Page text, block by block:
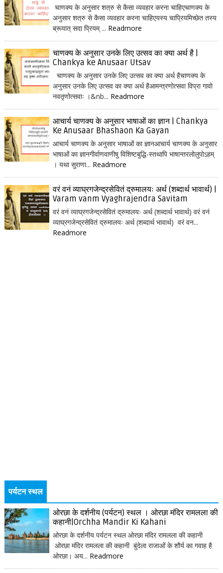
चाणक्य के अनुसार शत्रु से कैसा व्यवहार करना चाहिएचाणक्य के
अनुसार शत्रु से कैसा व्यवहार करना चाहिएयस्य चाप्रियमिच्छेत तस्य
ब्रूयात् सदा प्रियम् ... Readmore
चाणक्य के अनुसार उनके लिए उत्सव का क्या अर्थ है |
Chankya ke Anusaar Utsav
चाणक्य के अनुसार उनके लिए उत्सव का क्या अर्थ हैचाणक्य के
अनुसार उनके लिए उत्सव का क्या अर्थ हैआमन्त्रणोत्सवा विप्रा गावो
नवतृणोत्सवाः ।&nb... Readmore
आचार्य चाणक्य के अनुसार भाषाओं का ज्ञान | Chankya
Ke Anusaar Bhashaon Ka Gayan
आचार्य चाणक्य के अनुसार भाषाओं का ज्ञानआचार्य चाणक्य के अनुसार
भाषाओं का ज्ञानगीर्वाणवाणीषु विशिष्टबुद्धि-स्तथापि भाषान्तरलोलुपोऽहम्
। यथा सुराणा... Readmore
वरं वनं व्याघ्रगजेन्द्रसेवितं द्रुमालयः अर्थ (शब्दार्थ भावार्थ) |
Varam vanm Vyaghrajendra Savitam
वरं वनं व्याघ्रगजेन्द्रसेवितं द्रुमालयः अर्थ (शब्दार्थ भावार्थ) वरं वनं
व्याघ्रगजेन्द्रसेवितं द्रुमालयः अर्थ (शब्दार्थ भावार्थ) वरं वन...
Readmore
पर्यटन स्थल
ओरछा के दर्शनीय (पर्यटन) स्थल । ओरछा मंदिर रामलला की
कहानी|Orchha Mandir Ki Kahani
ओरछा के दर्शनीय पर्यटन स्थल ओरछा मंदिर रामलला की कहानी
ओरछा मंदिर रामलला की कहानी बुंदेला राजाओं के शौर्य का गवाह है
ओरछा। अय... Readmore